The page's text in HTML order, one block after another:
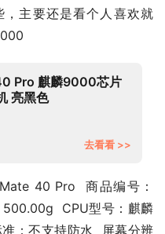
主要还是看个人喜欢就
Pro 麒麟9000芯片
亮黑色
去看看 >>
40 Pro  商品编号：
CPU型号：麒麟
：不支持防水  屏幕分辨